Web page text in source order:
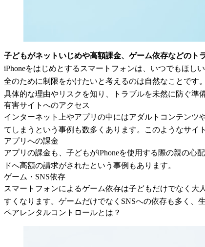
子どもがネットいじめや高額課金、ゲーム依存などのト
iPhoneをはじめとするスマートフォンは、いつでもほ
全のために制限をかけたいと考えるのは自然なことで
具体的な理由やリスクを知り、トラブルを未然に防ぐ準
有害サイトへのアクセス
インターネット上やアプリの中にはアダルトコンテン
てしまうという事例も数多くあります。このようなサイ
アプリへの課金
アプリの課金も、子どもがiPhoneを使用する際の親の
ドへ高額の請求がされたという事例もあります。
ゲーム・SNS依存
スマートフォンによるゲーム依存は子どもだけでなく
すくなります。ゲームだけでなくSNSへの依存も多く、
ペアレンタルコントロールとは？